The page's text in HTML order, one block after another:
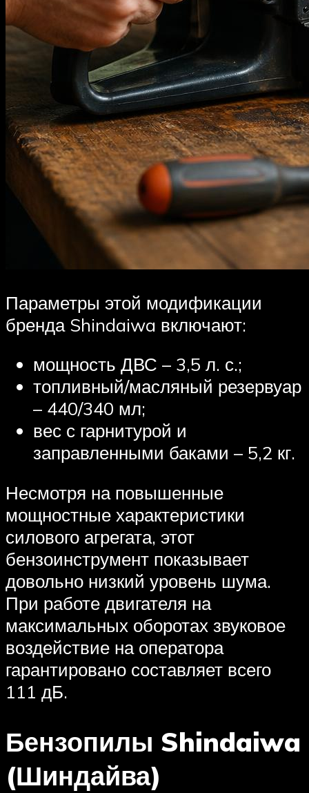
Параметры этой модификации
бренда Shindaiwa включают:
мощность ДВС – 3,5 л. с.;
топливный/масляный резервуар
– 440/340 мл;
вес с гарнитурой и
заправленными баками – 5,2 кг.
Несмотря на повышенные
мощностные характеристики
силового агрегата, этот
бензоинструмент показывает
довольно низкий уровень шума.
При работе двигателя на
максимальных оборотах звуковое
воздействие на оператора
гарантировано составляет всего
111 дБ.
Бензопилы Shindaiwa
(Шиндайва)